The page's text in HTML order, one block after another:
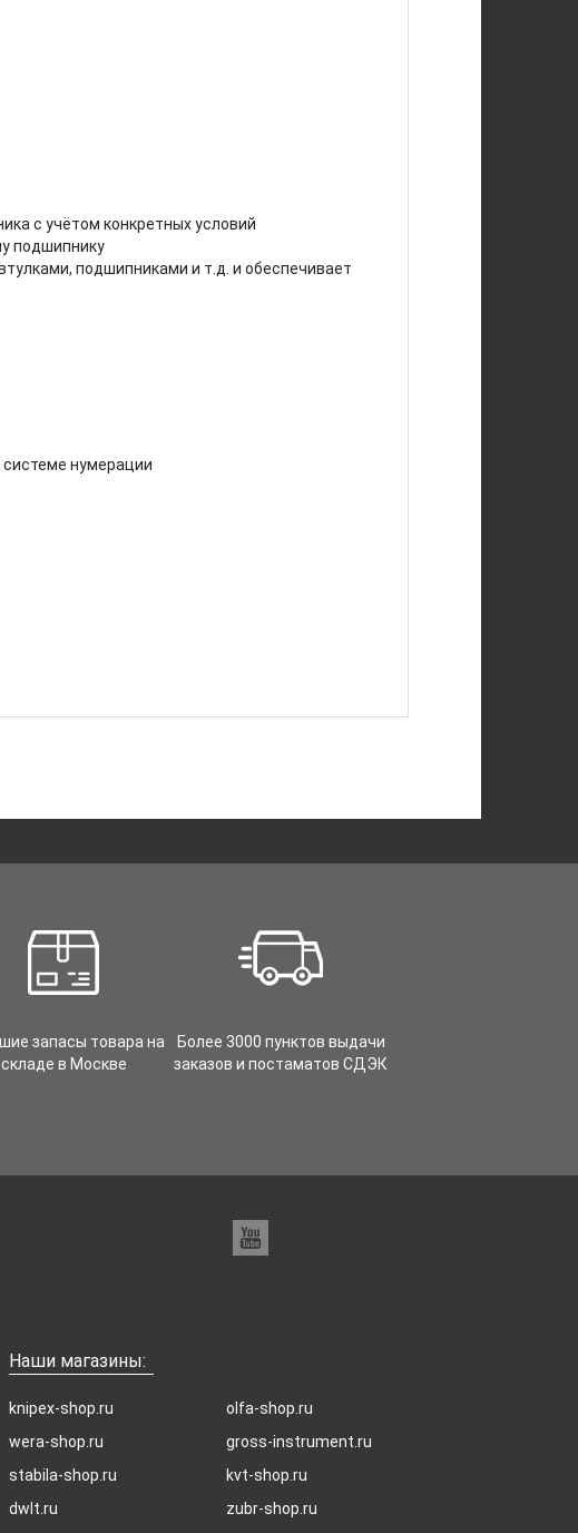
с учётом конкретных условий
подшипнику
подшипниками и т.д. и обеспечивает
системе нумерации
запасы товара на
складе в Москве
Более 3000 пунктов выдачи
заказов и постаматов СДЭК
Наши магазины:
knipex-shop.ru
wera-shop.ru
stabila-shop.ru
dwlt.ru
olfa-shop.ru
gross-instrument.ru
kvt-shop.ru
zubr-shop.ru